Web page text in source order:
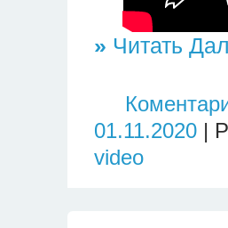
» Читать
01.11.2020 |
video